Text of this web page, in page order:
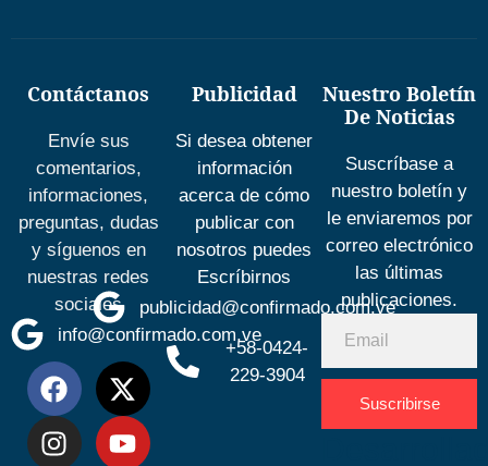
Contáctanos
Envíe sus
comentarios,
informaciones,
preguntas, dudas
y síguenos en
nuestras redes
sociales
info@confirmado.com.ve
Publicidad
Si desea obtener
información
acerca de cómo
publicar con
nosotros puedes
Escríbirnos
publicidad@confirmado.com.ve
+58-0424-
229-3904
Nuestro Boletín
De Noticias
Suscríbase a
nuestro boletín y
le enviaremos por
correo electrónico
las últimas
publicaciones.
Suscribirse